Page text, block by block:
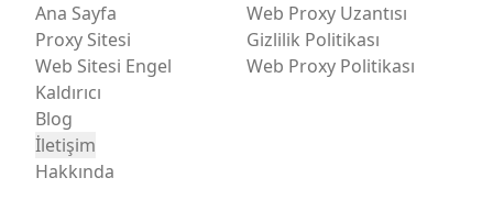
Ana Sayfa
Proxy Sitesi
Web Sitesi Engel
Kaldırıcı
Blog
İletişim
Hakkında
Web Proxy Uzantısı
Gizlilik Politikası
Web Proxy Politikası